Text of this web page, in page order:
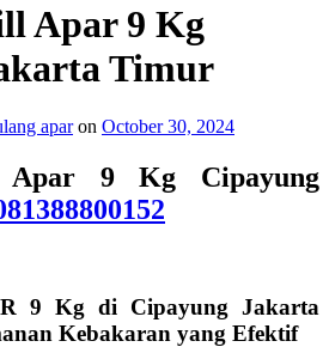
Apar 9 Kg
Timur
aparon October 30, 2024
Apar 9 Kg Cipayung
9 Kg di Cipayung Jakarta
Kebakaran yang Efektif